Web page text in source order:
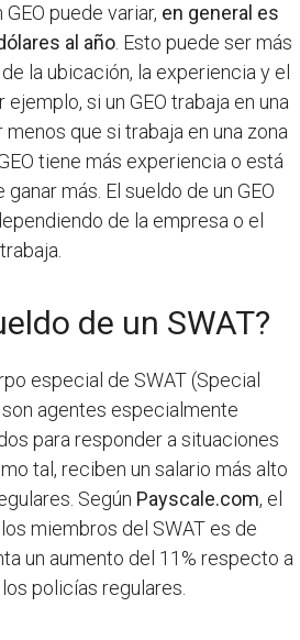
puede variar, en general es
al año . Esto puede ser más
la ubicación, la experiencia y el
si un GEO trabaja en una
menos que si trabaja en una zona
tiene más experiencia o está
más. El sueldo de un GEO
de la empresa o el
de un SWAT?
especial de SWAT (Special
agentes especialmente
para responder a situaciones
tal, reciben un salario más alto
Según Payscale.com, el
miembros del SWAT es de
un aumento del 11% respecto a
policías regulares.